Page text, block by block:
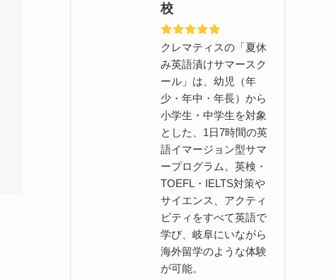
校
クレマティスの「夏休
み英語漬けサマースク
ール」は、幼児（年
少・年中・年長）から
小学生・中学生を対象
とした、1日7時間の英
語イマージョン型サマ
ープログラム。英検・
TOEFL・IELTS対策や
サイエンス、アクティ
ビティをすべて英語で
学び、岐阜にいながら
海外留学のような体験
が可能。